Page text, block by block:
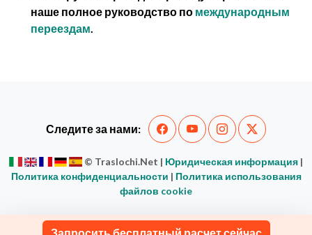
наше полное руководство по международным
переездам.
Следите за нами:
© Traslochi.Net | Юридическая информация |
Политика конфиденциальности | Политика использования
файлов cookie